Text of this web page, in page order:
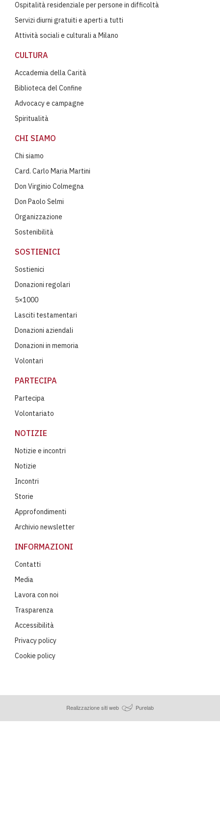
Ospitalità residenziale per persone in difficoltà
Servizi diurni gratuiti e aperti a tutti
Attività sociali e culturali a Milano
CULTURA
Accademia della Carità
Biblioteca del Confine
Advocacy e campagne
Spiritualità
CHI SIAMO
Chi siamo
Card. Carlo Maria Martini
Don Virginio Colmegna
Don Paolo Selmi
Organizzazione
Sostenibilità
SOSTIENICI
Sostienici
Donazioni regolari
5×1000
Lasciti testamentari
Donazioni aziendali
Donazioni in memoria
Volontari
PARTECIPA
Partecipa
Volontariato
NOTIZIE
Notizie e incontri
Notizie
Incontri
Storie
Approfondimenti
Archivio newsletter
INFORMAZIONI
Contatti
Media
Lavora con noi
Trasparenza
Accessibilità
Privacy policy
Cookie policy
Realizzazione siti web Purelab